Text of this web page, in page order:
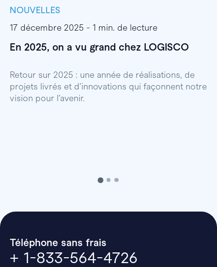
NOUVELLES
17 décembre 2025 - 1 min. de lecture
En 2025, on a vu grand chez LOGISCO
Retour sur 2025 : une année de réalisations, de
projets livrés et d’innovations qui façonnent notre
vision pour l’avenir.
Téléphone sans frais
+ 1-833-564-4726